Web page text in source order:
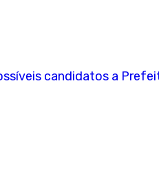
candidatos a